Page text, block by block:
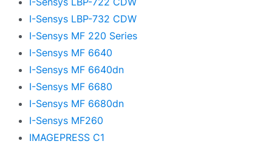
I-Sensys LBP-732 CDW
I-Sensys MF 220 Series
I-Sensys MF 6640
I-Sensys MF 6640dn
I-Sensys MF 6680
I-Sensys MF 6680dn
I-Sensys MF260
IMAGEPRESS C1